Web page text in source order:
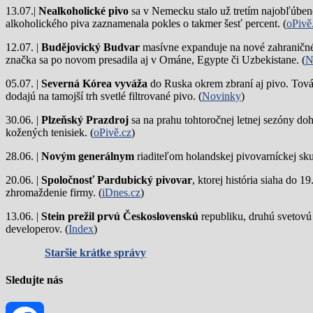
13.07.| Nealkoholické pivo sa v Nemecku stalo už tretím
alkoholického piva zaznamenala pokles o takmer šesť percent. (
12.07. | Budějovický Budvar masívne expanduje na nové
značka sa po novom presadila aj v Ománe, Egypte či Uzbekistane. (
05.07. | Severná Kórea vyváža do Ruska okrem zbraní aj pivo.
dodajú na tamojší trh svetlé filtrované pivo. (Novinky)
30.06. | Plzeňský Prazdroj sa na prahu tohtoročnej letnej sezóny
kožených tenisiek. (oPivě.cz)
28.06. | Novým generálnym riaditeľom holandskej pivovarníckej
20.06. | Spoločnosť Pardubický pivovar, ktorej história siaha do
zhromaždenie firmy. (iDnes.cz)
13.06. | Stein prežil prvú Československú republiku, druhú
developerov. (Index)
Staršie krátke správy
Sledujte nás